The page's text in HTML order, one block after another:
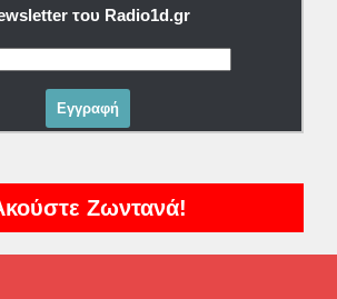
του Radio1d.gr
Ζωντανά!